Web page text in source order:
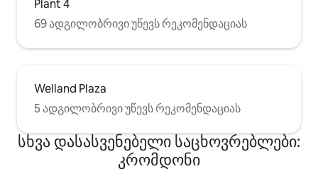
Plant 4
69 ადგილობრივი უწევს რეკომენდაციას
Welland Plaza
5 ადგილობრივი უწევს რეკომენდაციას
სხვა დასასვენებელი საცხოვრებლები:
კრომდონი